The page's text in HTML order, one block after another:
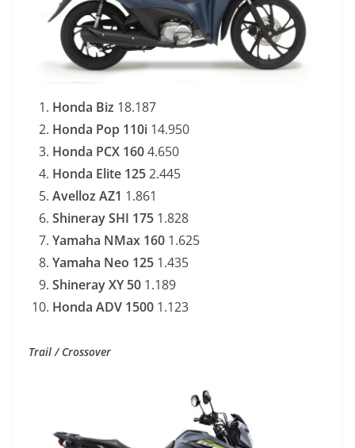
Honda Biz 18.187
Honda Pop 110i 14.950
Honda PCX 1604.650
Honda Elite 1252.445
Avelloz AZ1 1.861
Shineray SHI 175 1.828
Yamaha NMax 160 1.625
Yamaha Neo 125 1.435
Shineray XY 50 1.189
Honda ADV 1500 1.123
Trail / Crossover